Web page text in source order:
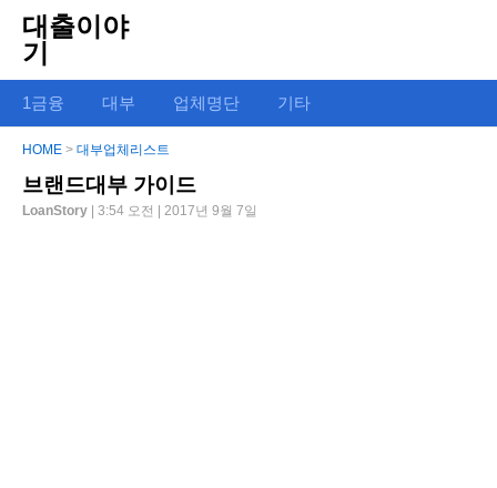
대출이야
기
1금융 대부 업체명단 기타
HOME > 대부업체리스트
브랜드대부 가이드
LoanStory | 3:54 오전 | 2017년 9월 7일